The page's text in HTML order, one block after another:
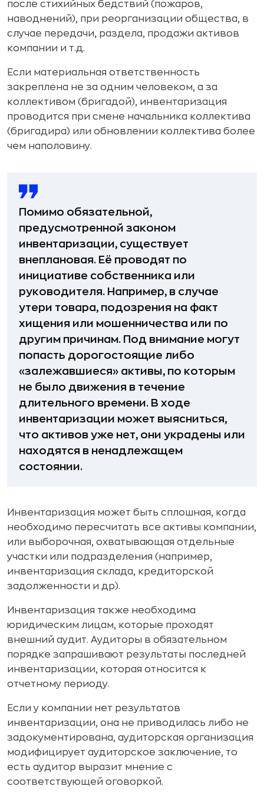
после стихийных бедствий (пожаров,
наводнений), при реорганизации общества, в
случае передачи, раздела, продажи активов
компании и т.д.
Если материальная ответственность
закреплена не за одним человеком, а за
коллективом (бригадой), инвентаризация
проводится при смене начальника коллектива
(бригадира) или обновлении коллектива более
чем наполовину.
Помимо обязательной,
предусмотренной законом
инвентаризации, существует
внеплановая. Её проводят по
инициативе собственника или
руководителя. Например, в случае
утери товара, подозрения на факт
хищения или мошенничества или по
другим причинам. Под внимание могут
попасть дорогостоящие либо
«залежавшиеся» активы, по которым
не было движения в течение
длительного времени. В ходе
инвентаризации может выясниться,
что активов уже нет, они украдены или
находятся в ненадлежащем
состоянии.
Инвентаризация может быть сплошная, когда
необходимо пересчитать все активы компании,
или выборочная, охватывающая отдельные
участки или подразделения (например,
инвентаризация склада, кредиторской
задолженности и др).
Инвентаризация также необходима
юридическим лицам, которые проходят
внешний аудит. Аудиторы в обязательном
порядке запрашивают результаты последней
инвентаризации, которая относится к
отчетному периоду.
Если у компании нет результатов
инвентаризации, она не приводилась либо не
задокументирована, аудиторская организация
модифицирует аудиторское заключение, то
есть аудитор выразит мнение с
соответствующей оговоркой.